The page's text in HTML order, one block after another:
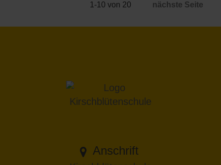
1-10 von 20 nächste Seite
Anschrift